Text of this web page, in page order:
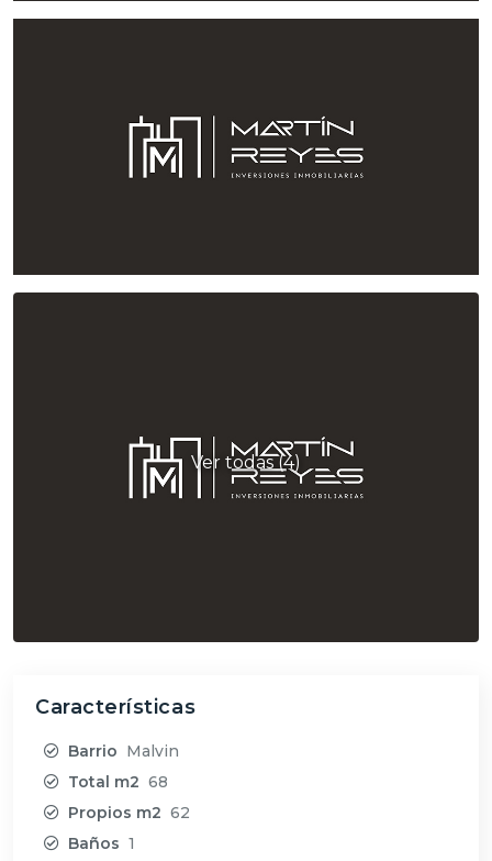
Ver todas (4)
Características
Barrio Malvi­n
Total m2 68
Propios m2 62
Baños 1